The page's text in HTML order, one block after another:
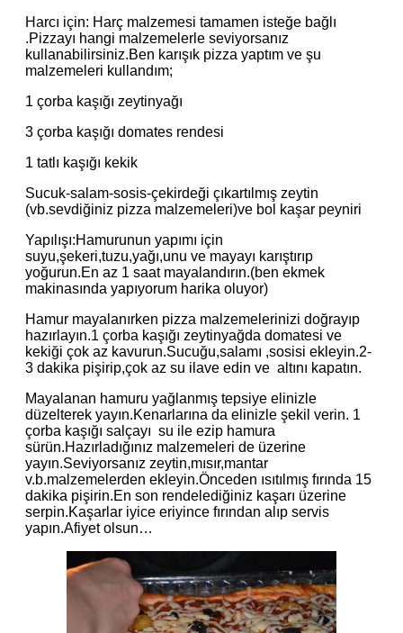
Harcı için: Harç malzemesi tamamen isteğe bağlı
.Pizzayı hangi malzemelerle seviyorsanız
kullanabilirsiniz.Ben karışık pizza yaptım ve şu
malzemeleri kullandım;
1 çorba kaşığı zeytinyağı
3 çorba kaşığı domates rendesi
1 tatlı kaşığı kekik
Sucuk-salam-sosis-çekirdeği çıkartılmış zeytin
(vb.sevdiğiniz pizza malzemeleri)ve bol kaşar peyniri
Yapılışı:Hamurunun yapımı için
suyu,şekeri,tuzu,yağı,unu ve mayayı karıştırıp
yoğurun.En az 1 saat mayalandırın.(ben ekmek
makinasında yapıyorum harika oluyor)
Hamur mayalanırken pizza malzemelerinizi doğrayıp
hazırlayın.1 çorba kaşığı zeytinyağda domatesi ve
kekiği çok az kavurun.Sucuğu,salamı ,sosisi ekleyin.2-
3 dakika pişirip,çok az su ilave edin ve altını kapatın.
Mayalanan hamuru yağlanmış tepsiye elinizle
düzelterek yayın.Kenarlarına da elinizle şekil verin. 1
çorba kaşığı salçayı su ile ezip hamura
sürün.Hazırladığınız malzemeleri de üzerine
yayın.Seviyorsanız zeytin,mısır,mantar
v.b.malzemelerden ekleyin.Önceden ısıtılmış fırında 15
dakika pişirin.En son rendelediğiniz kaşarı üzerine
serpin.Kaşarlar iyice eriyince fırından alıp servis
yapın.Afiyet olsun…